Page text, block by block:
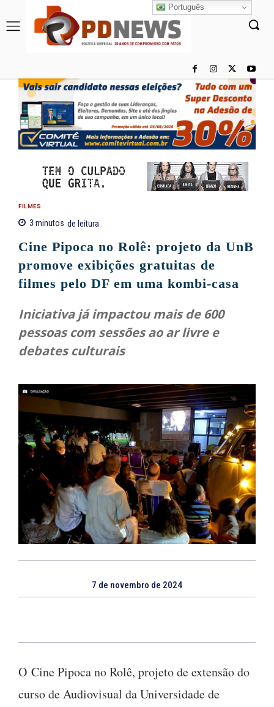
FILMES
3 minutos de leitura
Cine Pipoca no Rolê: projeto da UnB
promove exibições gratuitas de
filmes pelo DF em uma kombi-casa
Iniciativa já impactou mais de 600
pessoas com sessões ao ar livre e
debates culturais
7 de novembro de 2024
O Cine Pipoca no Rolê, projeto de extensão do
curso de Audiovisual da Universidade de
Português